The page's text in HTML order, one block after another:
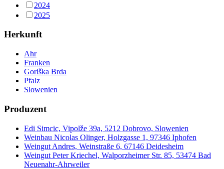
2024
2025
Herkunft
Ahr
Franken
Goriška Brda
Pfalz
Slowenien
Produzent
Edi Simcic, Vipolže 39a, 5212 Dobrovo, Slowenien
Weinbau Nicolas Olinger, Holzgasse 1, 97346 Iphofen
Weingut Andres, Weinstraße 6, 67146 Deidesheim
Weingut Peter Kriechel, Walporzheimer Str. 85, 53474 Bad
Neuenahr-Ahrweiler